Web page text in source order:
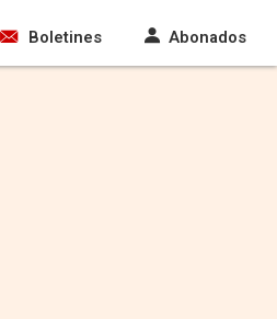
Boletines Abonados